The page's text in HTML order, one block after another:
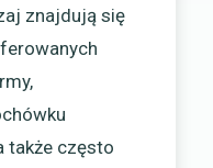
znajdują się
także często